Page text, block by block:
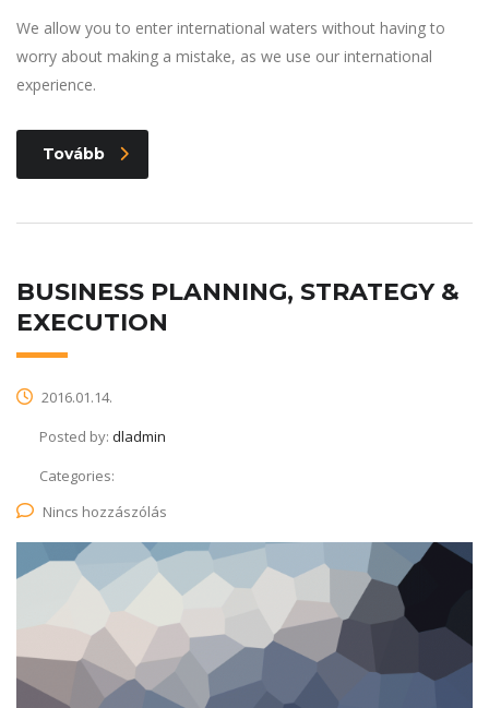
We allow you to enter international waters without having to
worry about making a mistake, as we use our international
experience.
Tovább
BUSINESS PLANNING, STRATEGY &
EXECUTION
2016.01.14.
Posted by: dladmin
Categories:
Nincs hozzászólás